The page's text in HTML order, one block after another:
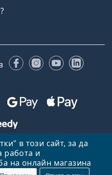
в този сайт, за да
работа и
на онлайн магазина
FacebookInstagram
YouTube
страница
Нагоре
управлява от Lentiamo s.r.o.,
вас в продължение на 18 години.